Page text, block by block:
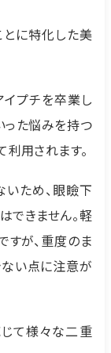
に特化した美
イプチを卒業し
った悩みを持つ
用されます。
ため、眼瞼下
できません。軽
が、重度のま
い点に注意が
て様々な二重